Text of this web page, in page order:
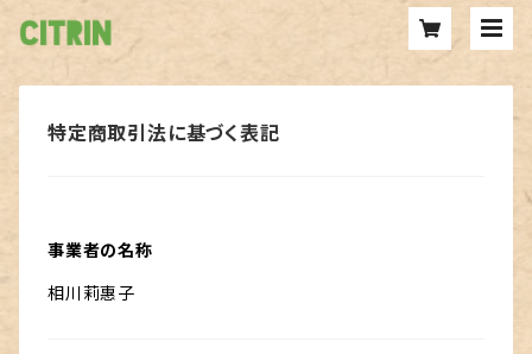
特定商取引法に基づく表記
事業者の名称
相川莉惠子